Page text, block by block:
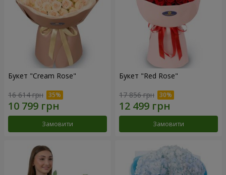
Букет "Cream Rose"
16 614 грн
Замовити
Букет "Red Rose"
17 856 грн
Замовити